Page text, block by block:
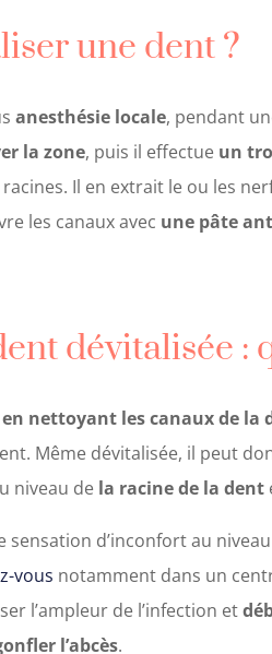
une dent ?
anesthésie locale, pendant
la zone, puis il effectue un
Il en extrait le ou les
les canaux avec une pâte
dévitalisée :
en nettoyant les canaux de la
Même dévitalisée, il peut
niveau de la racine de la dent
sensation d’inconfort au
vous notamment dans un
l’ampleur de l’infection et
l’abcès.